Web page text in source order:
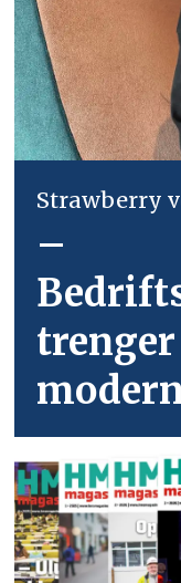
Strawberry
–
trenger